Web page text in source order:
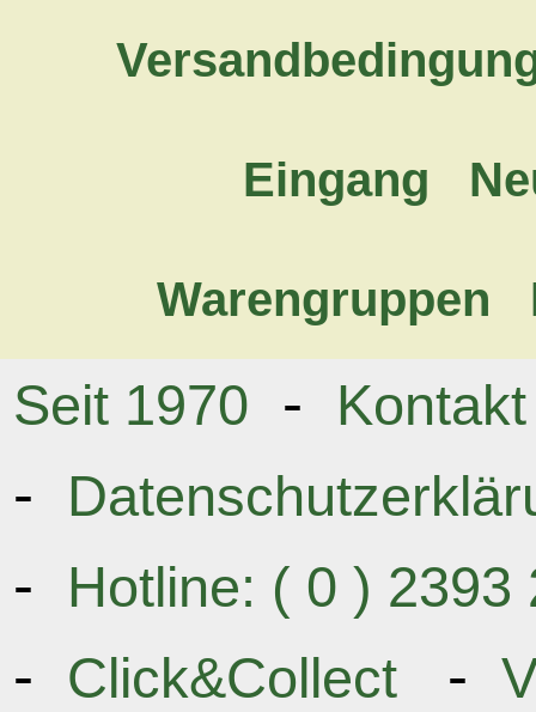
Eingang
Warengruppen
Seit 1970 - Kontakt
-
- Hotline: ( 0 )
- Click&Collect -